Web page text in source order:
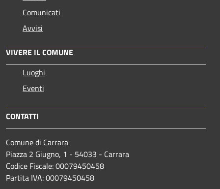
Comunicati
Avvisi
VIVERE IL COMUNE
Luoghi
Eventi
CONTATTI
Comune di Carrara
Piazza 2 Giugno, 1 - 54033 - Carrara
Codice Fiscale: 00079450458
Partita IVA: 00079450458